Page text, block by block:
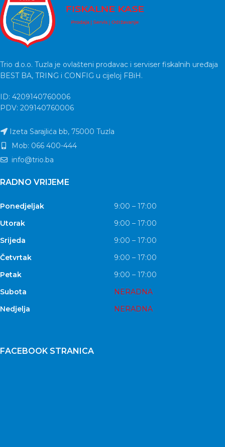
Trio d.o.o. Tuzla je ovlašteni prodavac i serviser fiskalnih uređaja
BEST BA, TRING i CONFIG u cijeloj FBiH.
ID: 4209140760006
PDV: 209140760006
Izeta Sarajlića bb, 75000 Tuzla
Mob: 066 400-444
info@trio.ba
RADNO VRIJEME
Ponedjeljak
9:00 – 17:00
Utorak
9:00 – 17:00
Srijeda
9:00 – 17:00
Četvrtak
9:00 – 17:00
Petak
9:00 – 17:00
Subota
NERADNA
Nedjelja
NERADNA
FACEBOOK STRANICA